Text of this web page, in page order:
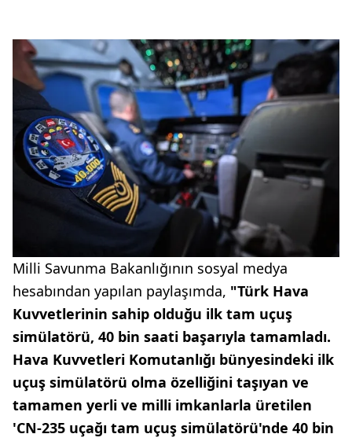
Milli Savunma Bakanlığının sosyal medya
hesabından yapılan paylaşımda, "Türk Hava
Kuvvetlerinin sahip olduğu ilk tam uçuş
simülatörü, 40 bin saati başarıyla tamamladı.
Hava Kuvvetleri Komutanlığı bünyesindeki ilk
uçuş simülatörü olma özelliğini taşıyan ve
tamamen yerli ve milli imkanlarla üretilen
'CN-235 uçağı tam uçuş simülatörü'nde 40 bin